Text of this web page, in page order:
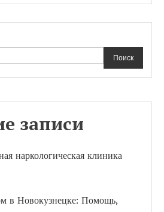
Поиск
записи
наркологическая клиника
в Новокузнецке: Помощь,